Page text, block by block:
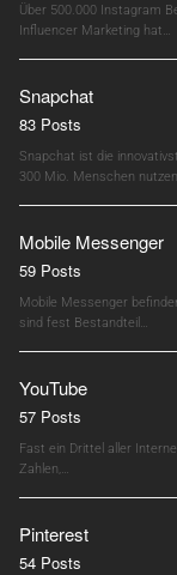
Über 500.000 Instagram
Influencer Marketing hat…
Snapchat
83 Posts
Snapchat ist die
300 Mio. Menschen
Mobile Messenger
59 Posts
Mobile Messenger
sind fest Bestandteil…
YouTube
57 Posts
Fast ein Drittel aller
Zahlen,…
Pinterest
54 Posts